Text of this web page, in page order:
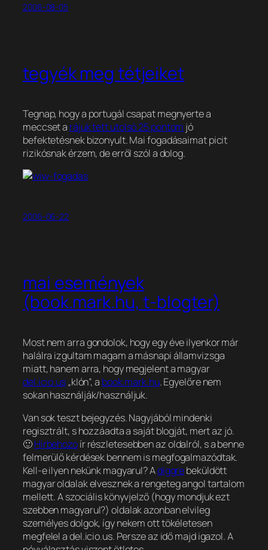
2006-08-05
tegyék meg tétjeiket
Tegnap, hogy a portugál csapat megnyerte a
meccset a rájuk tett utolsó 25 pontom jó
befektetésnek bizonyult. Mai fogadásaimat picit
rizikósnak érzem, de erről szól a dolog.
2006-06-22
mai események
(book.mark.hu, t-blogter)
Most nem arra gondolok, hogy egy éve ilyenkor már
halálra izgultam magam a másnapi államvizsga
miatt, hanem arra, hogy megjelent a magyar
del.icio.us„klón”, a book.mark.hu. Egyelőre nem
sokan használják/használjuk.
Van sok teszt bejegyzés. Nagyjából mindenki
regisztrált, s hozzáadta a saját blogját, mert az jó.
🙂Hirbehozoír részletesebben az oldalról, s a benne
felmerülő kérdések bennem is megfogalmazódtak.
Kell-e ilyen nekünk magyarul? Adiggrebeküldött
magyar oldalak elvesznek a rengeteg angol tartalom
mellett. A szociális könyvjelző (hogy mondjuk ezt
szebben magyarul?) oldalak azonban elvileg
személyes dolgok, így nekem ott tökéletesen
megfelel a del.icio.us. Persze az idő majd igazol. A